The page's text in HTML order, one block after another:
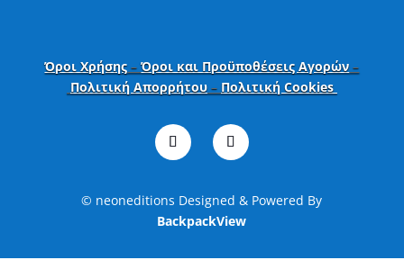
Όροι Χρήσης –Όροι και Προϋποθέσεις Αγορών–
Πολιτική Απορρήτου– Πολιτική Cookies
© neoneditions Designed & Powered By
BackpackView